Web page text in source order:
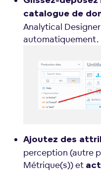
catalogue de
Analytical
automatiquement.
Ajoutez des
perception (autre
Métrique(s)) et